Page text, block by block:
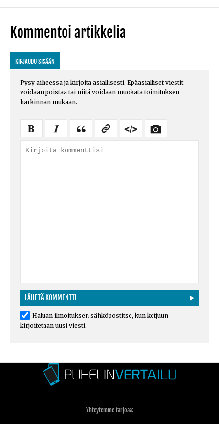
Kommentoi artikkelia
KIRJAUDU SISÄÄN
Pysy aiheessa ja kirjoita asiallisesti. Epäasialliset viestit
voidaan poistaa tai niitä voidaan muokata toimituksen
harkinnan mukaan.
Haluan ilmoituksen sähköpostitse, kun ketjuun
kirjoitetaan uusi viesti.
Yhteytemme tarjoaa: